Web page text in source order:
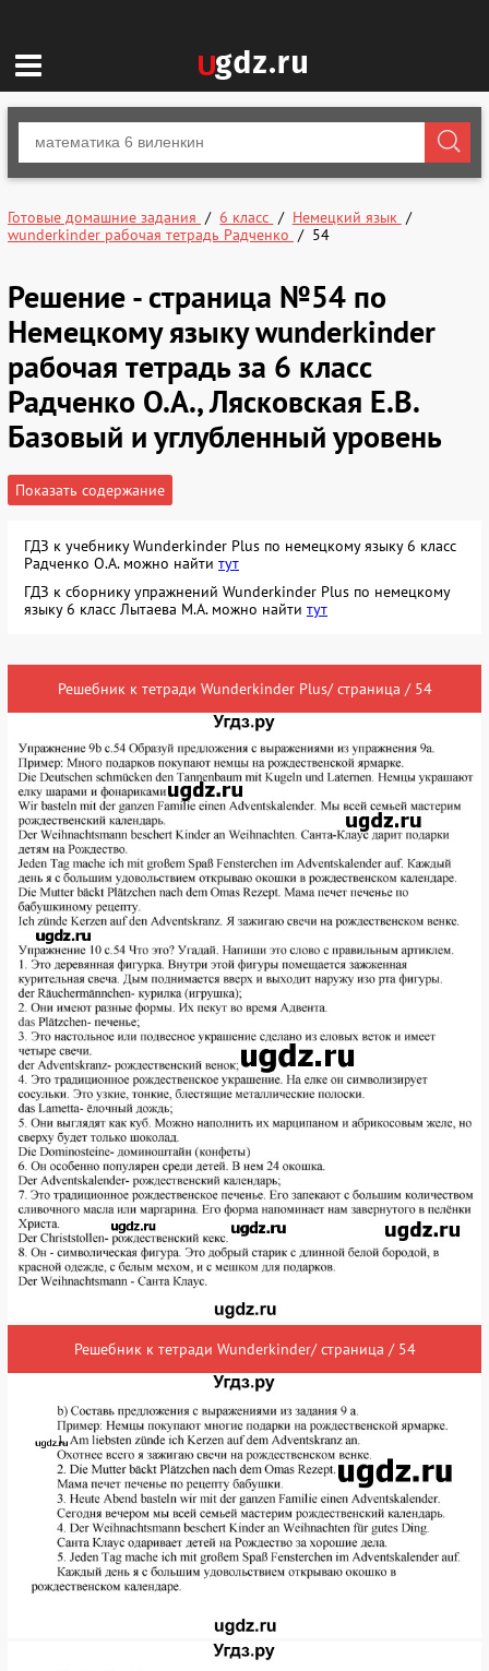
Готовые домашние задания 6 класс
Немецкий язык
wunderkinder рабочая тетрадь Радченко
54
Решение - страница №54 по
Немецкому языку wunderkinder
рабочая тетрадь за 6 класс
Радченко О.А., Лясковская Е.В.
Базовый и углубленный уровень
Показать содержание
ГДЗ к учебнику Wunderkinder Plus по немецкому языку 6 класс
Радченко О.А. можно найти тут
ГДЗ к сборнику упражнений Wunderkinder Plus по немецкому
языку 6 класс Лытаева М.А. можно найти тут
Решебник к тетради Wunderkinder Plus/ страница / 54
Решебник к тетради Wunderkinder/ страница / 54